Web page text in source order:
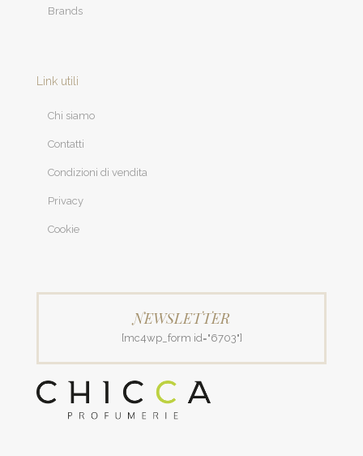
Brands
Link utili
Chi siamo
Contatti
Condizioni di vendita
Privacy
Cookie
NEWSLETTER
[mc4wp_form id="6703"]